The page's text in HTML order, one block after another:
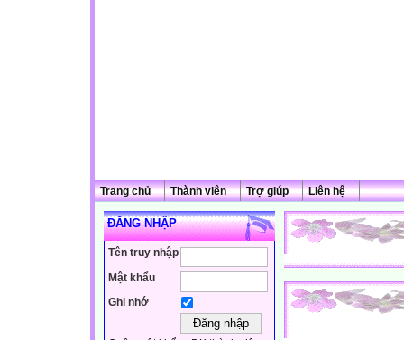
Trang chủ Thành viên Trợ giúp Liên hệ
ĐĂNG NHẬP
Tên truy nhập
Mật khẩu
Ghi nhớ